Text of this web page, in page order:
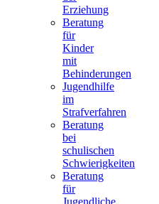
Erziehung
Beratung
für
Kinder
mit
Behinderungen
Jugendhilfe
im
Strafverfahren
Beratung
bei
schulischen
Schwierigkeiten
Beratung
für
Jugendliche